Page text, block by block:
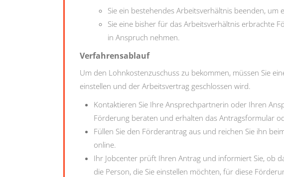
Sie ein bestehendes Arbeitsverhältnis beenden, um
Sie eine bisher für das Arbeitsverhältnis erbrachte
in Anspruch nehmen.
Verfahrensablauf
Um den Lohnkostenzuschuss zu bekommen, müssen Sie
einstellen und der Arbeitsvertrag geschlossen wird.
Kontaktieren Sie Ihre Ansprechpartnerin oder Ihren
Förderung beraten und erhalten das Antragsformular
Füllen Sie den Förderantrag aus und reichen Sie ihn
online.
Ihr Jobcenter prüft Ihren Antrag und informiert Sie, ob
die Person, die Sie einstellen möchten, für diese